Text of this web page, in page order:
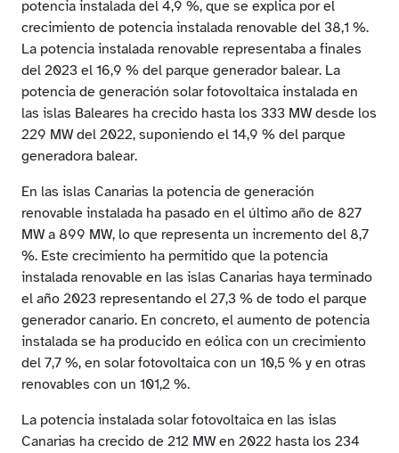
potencia instalada del 4,9 %, que se explica por el
crecimiento de potencia instalada renovable del 38,1 %.
La potencia instalada renovable representaba a finales
del 2023 el 16,9 % del parque generador balear. La
potencia de generación solar fotovoltaica instalada en
las islas Baleares ha crecido hasta los 333 MW desde los
229 MW del 2022, suponiendo el 14,9 % del parque
generadora balear.
En las islas Canarias la potencia de generación
renovable instalada ha pasado en el último año de 827
MW a 899 MW, lo que representa un incremento del 8,7
%. Este crecimiento ha permitido que la potencia
instalada renovable en las islas Canarias haya terminado
el año 2023 representando el 27,3 % de todo el parque
generador canario. En concreto, el aumento de potencia
instalada se ha producido en eólica con un crecimiento
del 7,7 %, en solar fotovoltaica con un 10,5 % y en otras
renovables con un 101,2 %.
La potencia instalada solar fotovoltaica en las islas
Canarias ha crecido de 212 MW en 2022 hasta los 234